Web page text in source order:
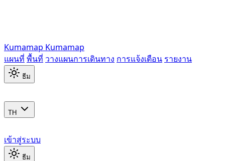
Kumamap Kumamap
แผนที่ พื้นที่ วางแผนการเดินทาง การแจ้งเตือน รายงาน
ธีม
TH
เข้าสู่ระบบ
ธีม